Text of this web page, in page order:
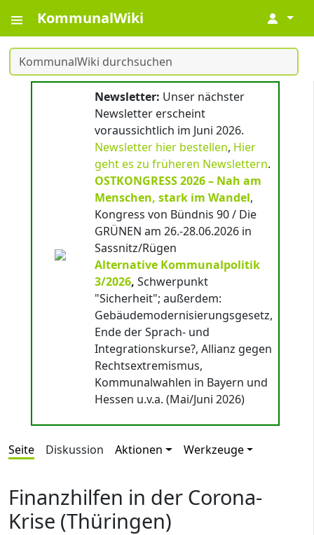
KommunalWiki ↓
Newsletter: Unser nächster
Newsletter erscheint
voraussichtlich im Juni 2026.
Newsletter hier bestellen, Hier
geht es zu früheren Newslettern.
OSTKONGRESS 2026 – Nah am
Menschen, stark im Wandel,
Kongress von Bündnis 90 / Die
GRÜNEN am 26.-28.06.2026 in
Sassnitz/Rügen
Alternative Kommunalpolitik
3/2026, Schwerpunkt
"Sicherheit"; außerdem:
Gebäudemodernisierungsgesetz,
Ende der Sprach- und
Integrationskurse?, Allianz gegen
Rechtsextremismus,
Kommunalwahlen in Bayern und
Hessen u.v.a. (Mai/Juni 2026)
Seite Diskussion Aktionen Werkzeuge
Finanzhilfen in der Corona-
Krise (Thüringen)